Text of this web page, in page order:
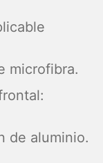
microfibra.
de aluminio.